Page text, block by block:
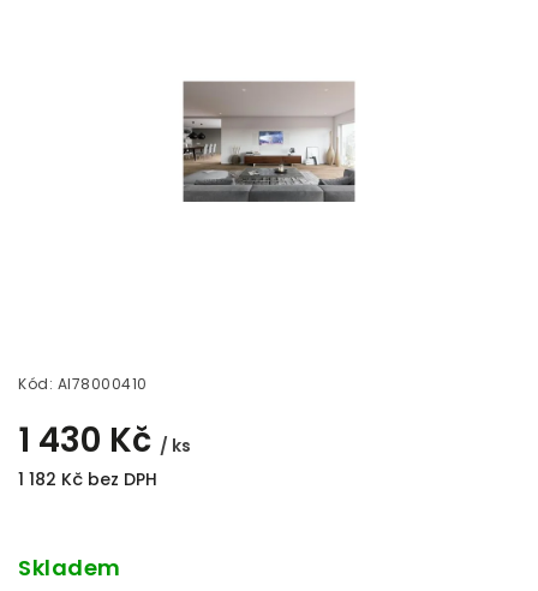
Kód: AI78000410
1 430 Kč / ks
1 182 Kč bez DPH
Skladem